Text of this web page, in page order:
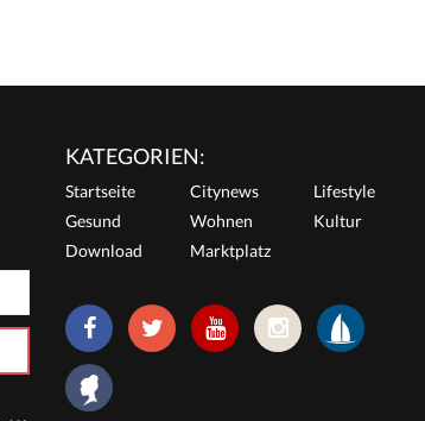
KATEGORIEN:
Startseite Citynews
Lifestyle
Gesund
Wohnen
Kultur
Download
Marktplatz